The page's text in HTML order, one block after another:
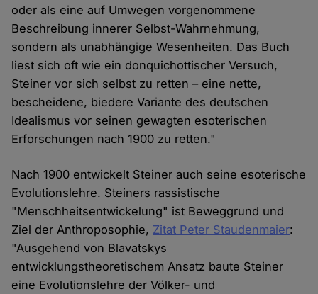
oder als eine auf Umwegen vorgenommene
Beschreibung innerer Selbst-Wahrnehmung,
sondern als unabhängige Wesenheiten. Das Buch
liest sich oft wie ein donquichottischer Versuch,
Steiner vor sich selbst zu retten – eine nette,
bescheidene, biedere Variante des deutschen
Idealismus vor seinen gewagten esoterischen
Erforschungen nach 1900 zu retten."
Nach 1900 entwickelt Steiner auch seine esoterische
Evolutionslehre. Steiners rassistische
"Menschheitsentwickelung" ist Beweggrund und
Ziel der Anthroposophie, Zitat Peter Staudenmaier:
"Ausgehend von Blavatskys
entwicklungstheoretischem Ansatz baute Steiner
eine Evolutionslehre der Völker- und